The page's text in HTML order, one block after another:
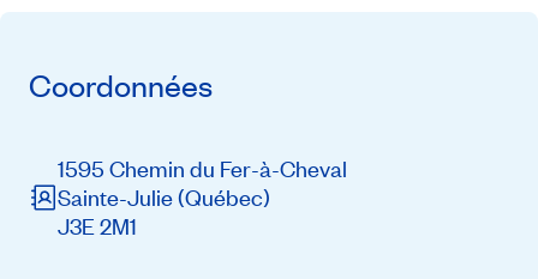
Coordonnées
1595 Chemin du Fer-à-Cheval
Sainte-Julie(Québec)
J3E 2M1